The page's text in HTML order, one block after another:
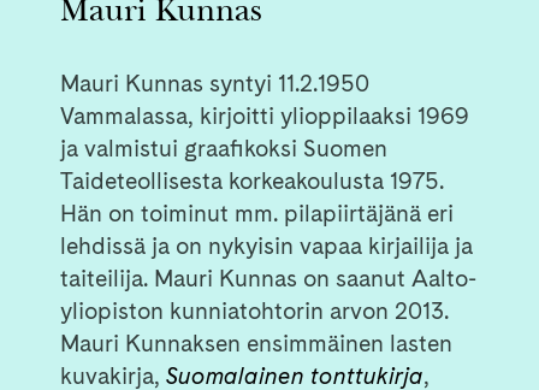
Mauri Kunnas
Mauri Kunnas syntyi 11.2.1950
Vammalassa, kirjoitti ylioppilaaksi 1969
ja valmistui graafikoksi Suomen
Taideteollisesta korkeakoulusta 1975.
Hän on toiminut mm. pilapiirtäjänä eri
lehdissä ja on nykyisin vapaa kirjailija ja
taiteilija. Mauri Kunnas on saanut Aalto-
yliopiston kunniatohtorin arvon 2013.
Mauri Kunnaksen ensimmäinen lasten
kuvakirja, Suomalainen tonttukirja,